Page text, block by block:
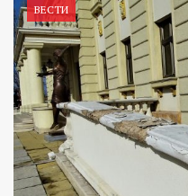
ВЕСТИ